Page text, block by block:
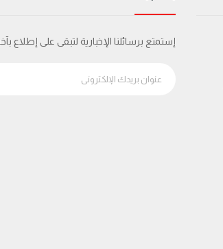
إستمتع برسائلنا الإخبارية لتبقى على إطلاع بآخر